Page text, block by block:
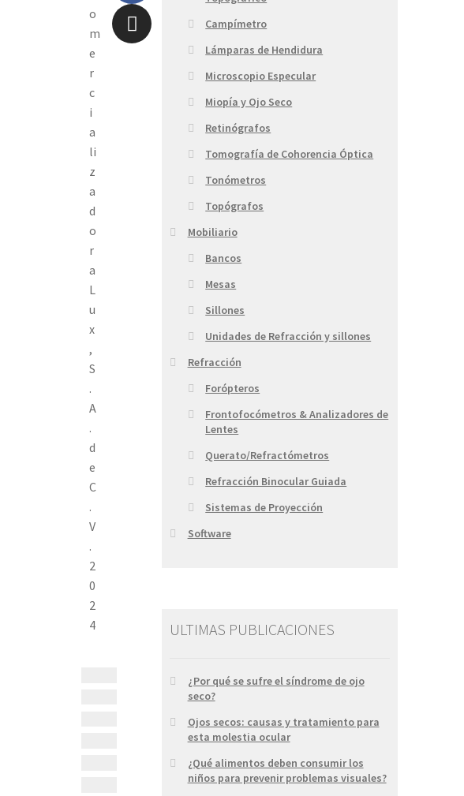
Campímetro
Lámparas de Hendidura
Microscopio Especular
Miopía y Ojo Seco
Retinógrafos
Tomografía de Cohorencia Óptica
Tonómetros
Topógrafos
Mobiliario
Bancos
Mesas
Sillones
Unidades de Refracción y sillones
Refracción
Forópteros
Frontofocómetros & Analizadores de
Lentes
Querato/Refractómetros
Refracción Binocular Guiada
Sistemas de Proyección
Software
ULTIMAS PUBLICACIONES
¿Por qué se sufre el síndrome de ojo
seco?
Ojos secos: causas y tratamiento para
esta molestia ocular
¿Qué alimentos deben consumir los
niños para prevenir problemas visuales?
o
m
e
r
c
i
a
li
z
a
d
o
r
a
L
u
x
,
S
.
A
.
d
e
C
.
V
.
2
0
2
4